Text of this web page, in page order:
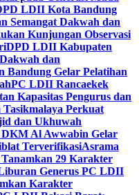
LDII Kota Bandung
Semangat Dakwah dan
Kunjungan Observasi
DPD LDII Kabupaten
dan
Gelar Pelatihan
PC LDII Rancaekek
Kapasitas Pengurus dan
Perkuat
dan Ukhuwah
Al Awwabin Gelar
TerverifikasiAsrama
29 Karakter
Generus PC LDII
Karakter